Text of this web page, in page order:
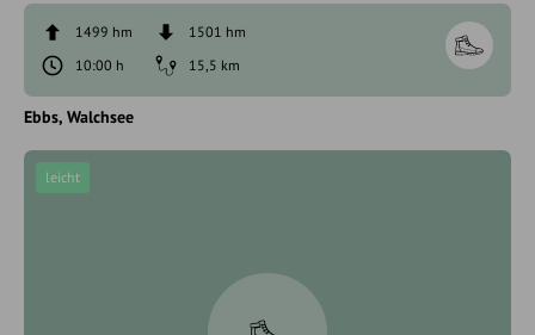
1499 hm
1501 hm
10:00 h
15,5 km
Ebbs Walchsee
leicht